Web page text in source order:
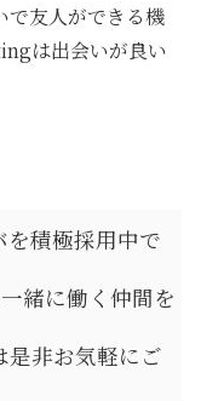
で友人ができる機
は出会いが良い
を積極採用中で
緒に働く仲間を
是非お気軽にご